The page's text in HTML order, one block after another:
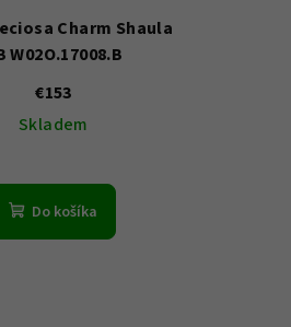
Charm Shaula
W02O.17008.B
€153
Skladem
Do košíka